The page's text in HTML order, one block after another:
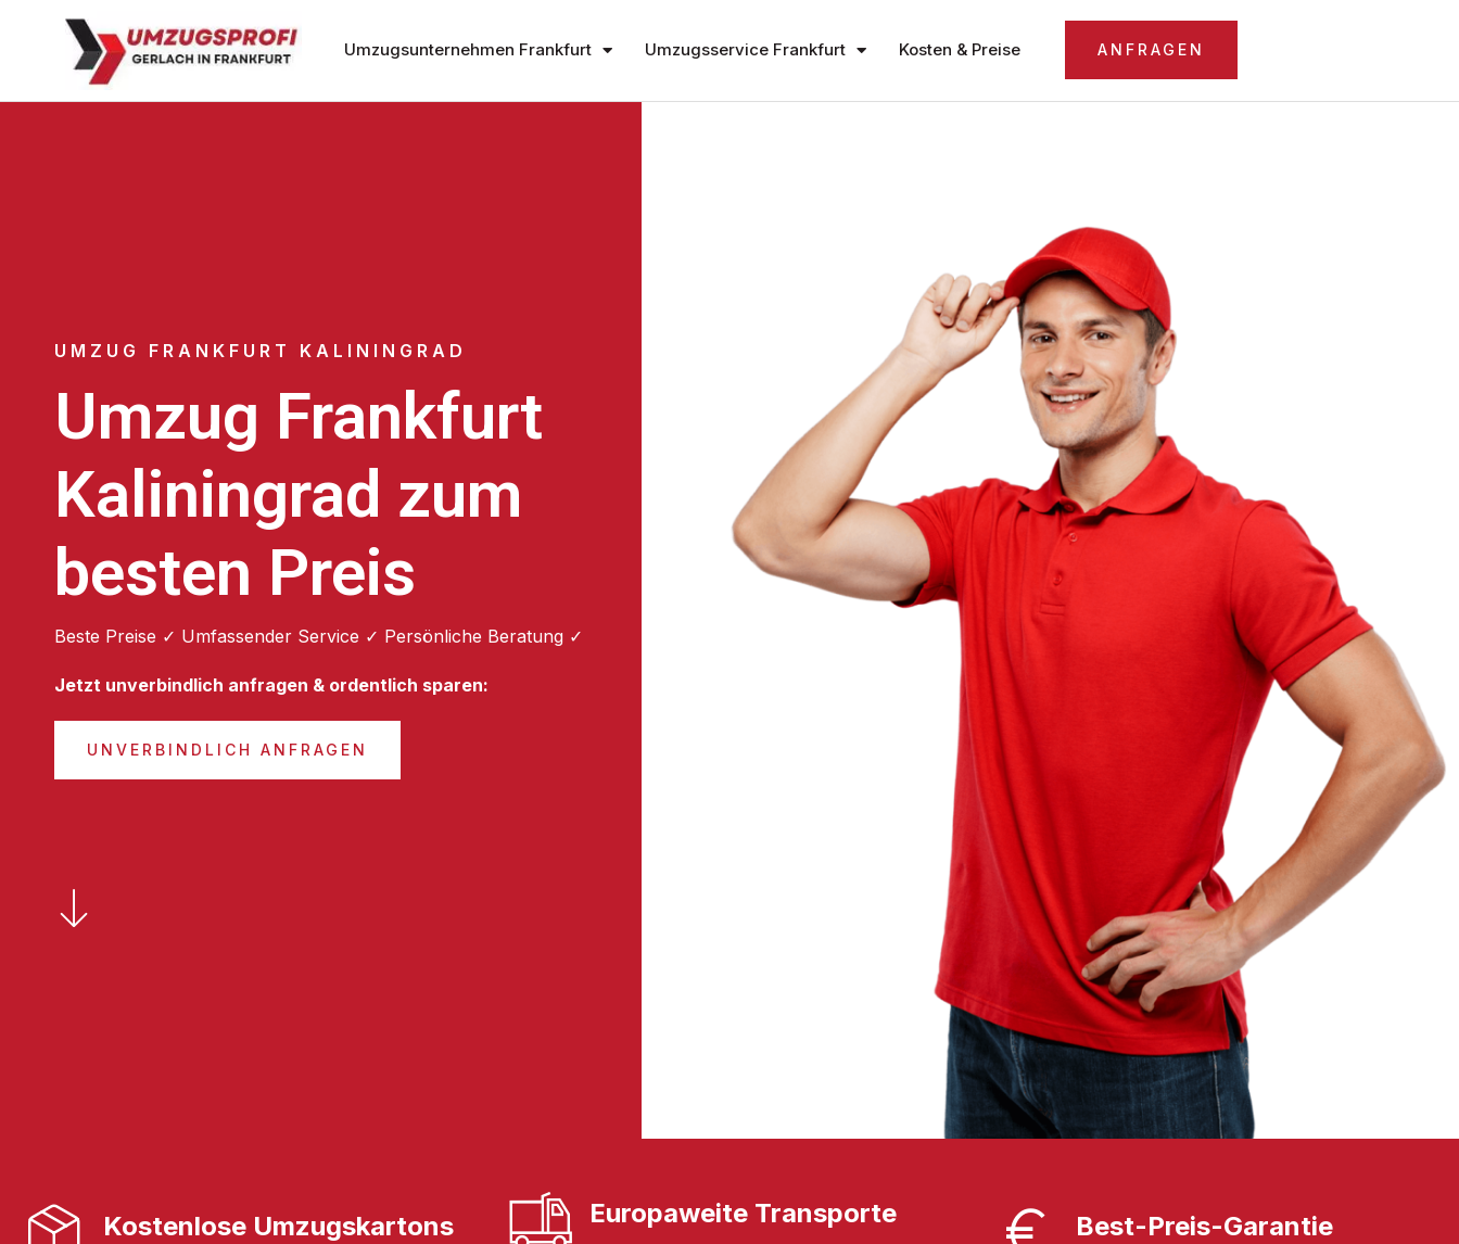
Umzugsunternehmen Frankfurt Umzugsservice Frankfurt Kosten & Preise ANFRAGEN
UMZUG FRANKFURT KALININGRAD
Umzug Frankfurt
Kaliningrad zum
besten Preis
Beste Preise ✓ Umfassender Service ✓ Persönliche Beratung ✓
Jetzt unverbindlich anfragen & ordentlich sparen:
UNVERBINDLICH ANFRAGEN
Kostenlose Umzugskartons Europaweite Transporte Best-Preis-Garantie